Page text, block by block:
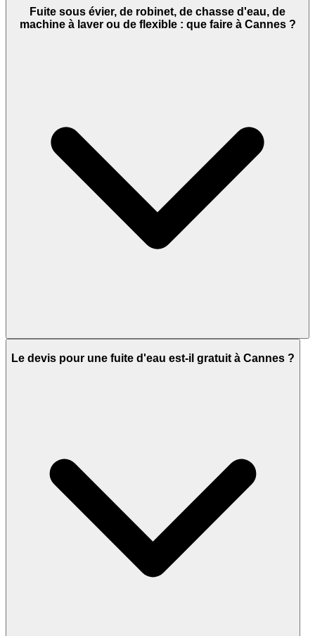
Fuite sous évier, de robinet, de chasse d'eau, de
machine à laver ou de flexible : que faire à Cannes ?
Le devis pour une fuite d'eau est-il gratuit à Cannes ?